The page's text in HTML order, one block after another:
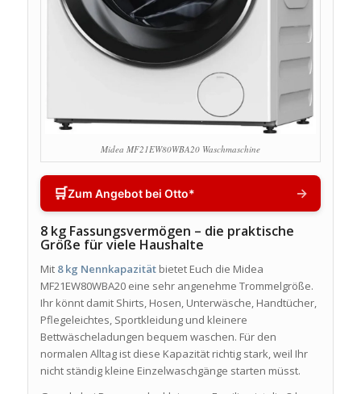
Midea MF21EW80WBA20 Waschmaschine
🛒Zum Angebot bei Otto* →
8 kg Fassungsvermögen – die praktische
Größe für viele Haushalte
Mit 8 kg Nennkapazitätbietet Euch die Midea
MF21EW80WBA20 eine sehr angenehme Trommelgröße.
Ihr könnt damit Shirts, Hosen, Unterwäsche, Handtücher,
Pflegeleichtes, Sportkleidung und kleinere
Bettwäscheladungen bequem waschen. Für den
normalen Alltag ist diese Kapazität richtig stark, weil Ihr
nicht ständig kleine Einzelwaschgänge starten müsst.